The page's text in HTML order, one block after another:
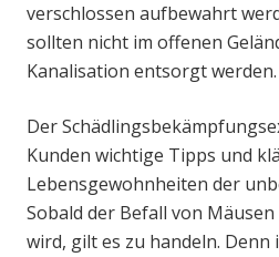
verschlossen aufbewahrt
sollten nicht im offenen
Kanalisation entsorgt werden.
Der
Kunden wichtige Tipps und
Lebensgewohnheiten der
Sobald der Befall von
wird, gilt es zu handeln. Denn